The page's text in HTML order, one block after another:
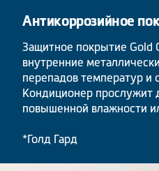
Антикоррозийное
Защитное покрытие Gold
внутренние
перепадов температур и
Кондиционер прослужит
повышенной влажности
*Голд Гард